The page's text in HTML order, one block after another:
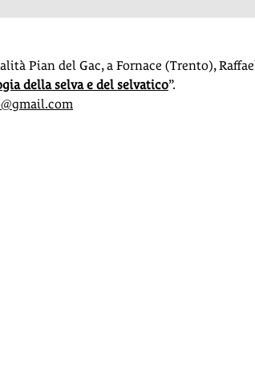
Pian del Gac, a Fornace (Trento),
della selva e del selvatico”.